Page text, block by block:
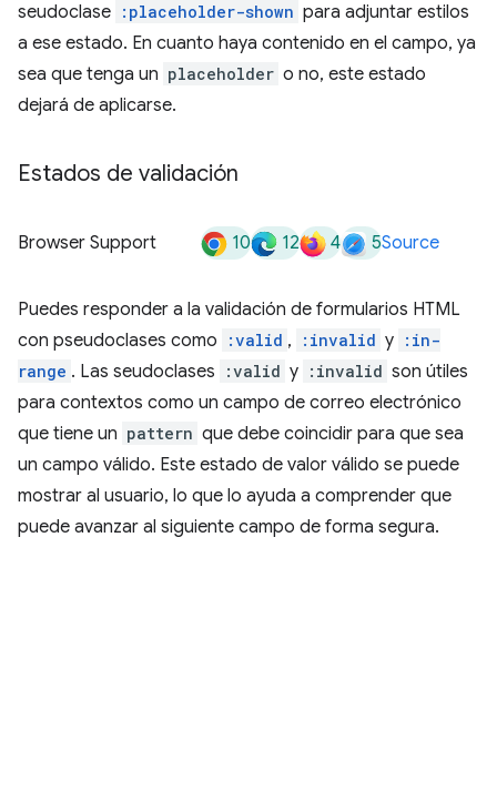
seudoclase :placeholder-shown para adjuntar estilos
a ese estado. En cuanto haya contenido en el campo, ya
sea que tenga un placeholder o no, este estado
dejará de aplicarse.
Estados de validación
Browser Support 10 12 4 5Source
Puedes responder a la validación de formularios HTML
con pseudoclases como
:valid , :invalid y :in-
range . Las seudoclases :valid y :invalid son útiles
para contextos como un campo de correo electrónico
que tiene un pattern que debe coincidir para que sea
un campo válido. Este estado de valor válido se puede
mostrar al usuario, lo que lo ayuda a comprender que
puede avanzar al siguiente campo de forma segura.